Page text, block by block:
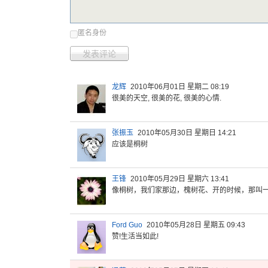
匿名身份
发表评论
龙辉 2010年06月01日 星期二 08:19
很美的天空, 很美的花, 很美的心情.
张振玉 2010年05月30日 星期日 14:21
应该是桐树
王锋 2010年05月29日 星期六 13:41
像桐树，我们家那边， 槐树花、开的时候，那叫
Ford Guo 2010年05月28日 星期五 09:43
赞!生活当如此!